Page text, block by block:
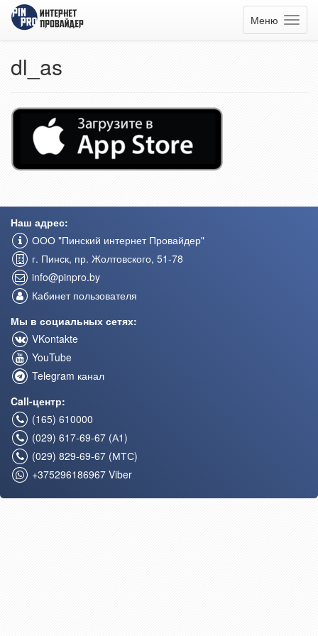
Меню
dl_as
Наш адрес:
ООО "Пинский интернет Провайдер"
г. Пинск, пр. Жолтовского, 51-78
info@pinpro.by
Кабинет пользователя
Мы в социальных сетях:
VKontakte
YouTube
Telegram канал
Call-центр:
(165) 610000
(029) 617-69-67 (А1)
(029) 829-69-67 (МТС)
+375296186967 Viber